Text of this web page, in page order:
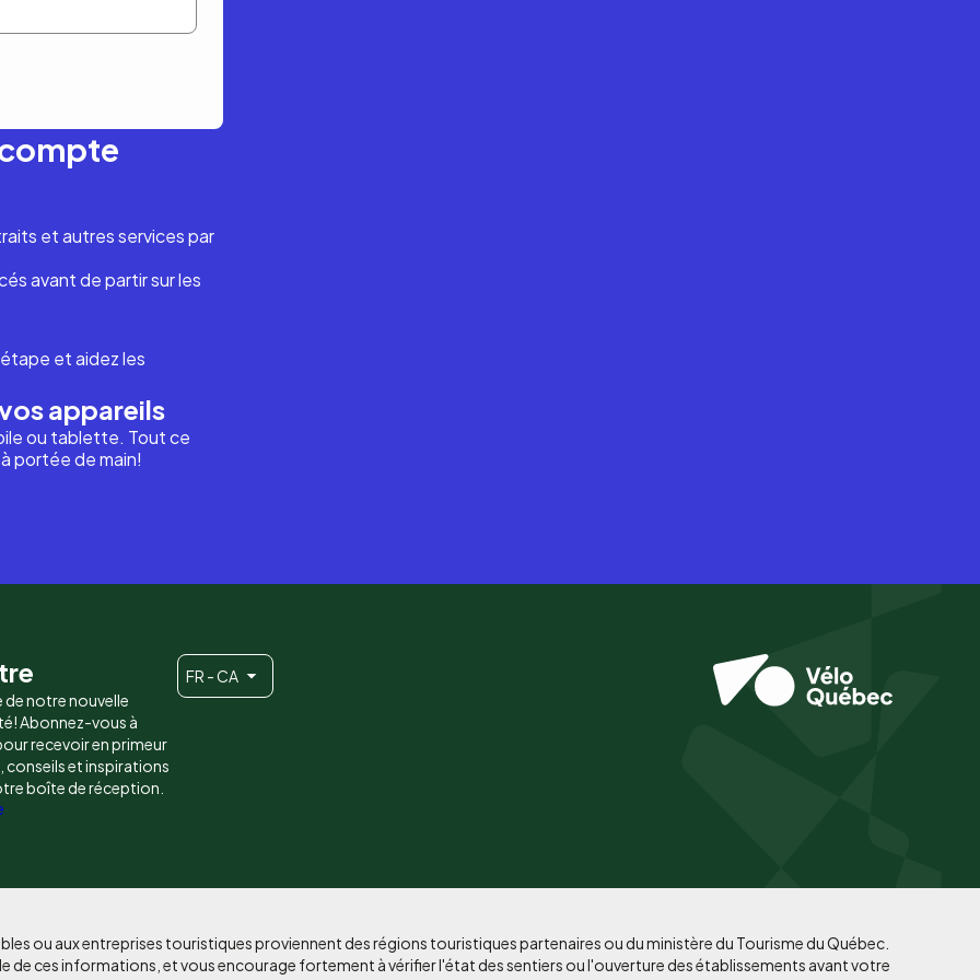
et autres services par
avant de partir sur les
et aidez les
appareils
ou tablette. Tout ce
portée de main!
de notre nouvelle
Abonnez-vous à
recevoir en primeur
conseils et inspirations
boîte de réception.
FR - CA
ou aux entreprises touristiques proviennent des régions touristiques partenaires ou du ministère du Tourisme du Québec.
de ces informations, et vous encourage fortement à vérifier l'état des sentiers ou l'ouverture des établissements avant votre